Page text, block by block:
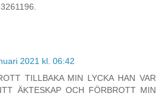
2021 kl. 06:42
TILLBAKA MIN LYCKA HAN VAR
ÄKTESKAP OCH FÖRBROTT MIN